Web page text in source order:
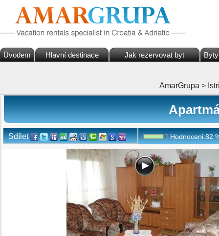
Úvodem Hlavní destinace Jak rezervovat byt Byty
AmarGrupa >
Sdílet Hodnoceni:82